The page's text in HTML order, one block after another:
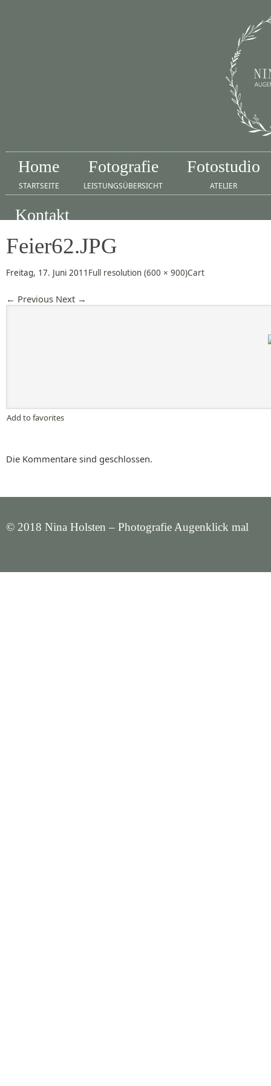
Home
STARTSEITE
Fotografie
LEISTUNGSÜBERSICHT
Fotostudio
ATELIER
Kontakt
Feier62.JPG
Freitag, 17. Juni 2011 Full resolution (600 × 900)Cart
← Previous Next →
Add to favorites
Die Kommentare sind geschlossen.
© 2018 Nina Holsten – Photografie Augenklick mal